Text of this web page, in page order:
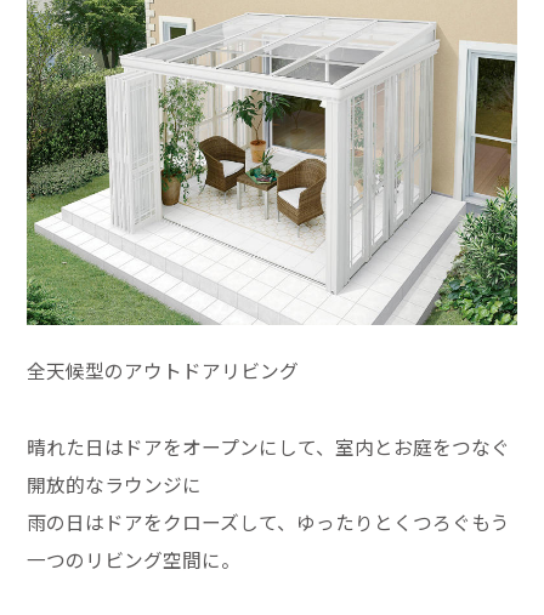
全天候型のアウトドアリビング
晴れた日はドアをオープンにして、室内とお庭をつなぐ
開放的なラウンジに
雨の日はドアをクローズして、ゆったりとくつろぐもう
一つのリビング空間に。